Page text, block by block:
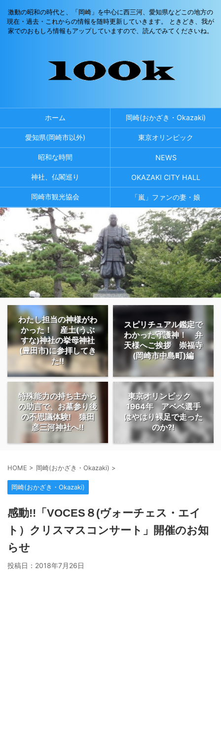
激動の昭和の時代と、「岡崎」を中心に西三河、愛知県などこの地方の
現在・過去・これからの情報を随時更新していきます。 ときどき、我が
家でのおもしろ情報もアップしていますので、読んでみてくださいね。
ホーム 岡崎(おかざき・Okazaki)
愛知県(岡崎市以外) 東京オリンピック
昭和な時間 NEWS
神社、仏閣巡り OKAZAKI CITY HALL
岡崎市観光協会 「嵐」ファンの妻・娘
わたし担当の神様がわ
かった！ 産土(うぶ
すな)神社の挙母神社
(豊田市)に参拝してき
た!!
スピリチュアル鑑定で
わかった守護神！ 弁
天様へご挨拶 崇福寺
(岡崎市中島町)編
特殊能力の持ち主から
の助言で、お墓参り後
の不思議体験! 猿田
彦三河神社へ!!
東京オリンピック
1964年 アベベ選手
はやはり裸足で走った
のか?!
HOME > 岡崎(おかざき・Okazaki) >
岡崎(おかざき・Okazaki)
感動!!「VOCES８(ヴォーチェス・エイ
ト）クリスマスコンサート」開催のお知
らせ
投稿日： 2018年7月26日